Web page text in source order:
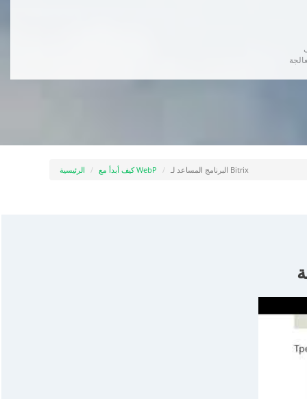
الرئيسية كيف أبدأ مع WebP البرنامج المساعد لـ Bitrix